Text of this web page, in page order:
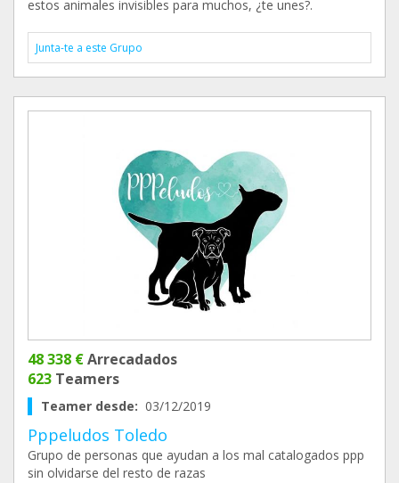
estos animales invisibles para muchos, ¿te unes?.
Junta-te a este Grupo
48 338 €Arrecadados
623 Teamers
Teamer desde: 03/12/2019
Pppeludos Toledo
Grupo de personas que ayudan a los mal catalogados ppp
sin olvidarse del resto de razas